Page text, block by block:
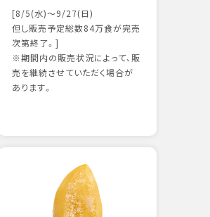
[8/5(水)～9/27(日)
但し販売予定総数84万食が完売
次第終了。]
※期間内の販売状況によって、販
売を継続させていただく場合が
あります。